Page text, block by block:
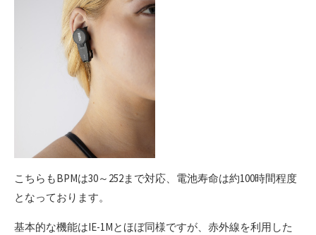
こちらもBPMは30～252まで対応、電池寿命は約100時間程度
となっております。
基本的な機能はIE-1Mとほぼ同様ですが、赤外線を利用した